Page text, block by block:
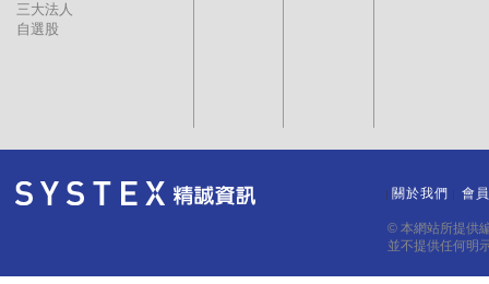
三大法人
自選股
關於我們 會
© 本網站所提供
並不提供任何明